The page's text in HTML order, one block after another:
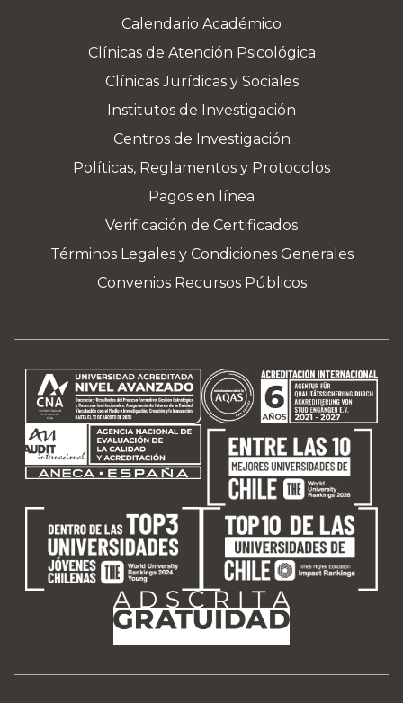
Calendario Académico
Clínicas de Atención Psicológica
Clínicas Jurídicas y Sociales
Institutos de Investigación
Centros de Investigación
Políticas, Reglamentos y Protocolos
Pagos en línea
Verificación de Certificados
Términos Legales y Condiciones Generales
Convenios Recursos Públicos